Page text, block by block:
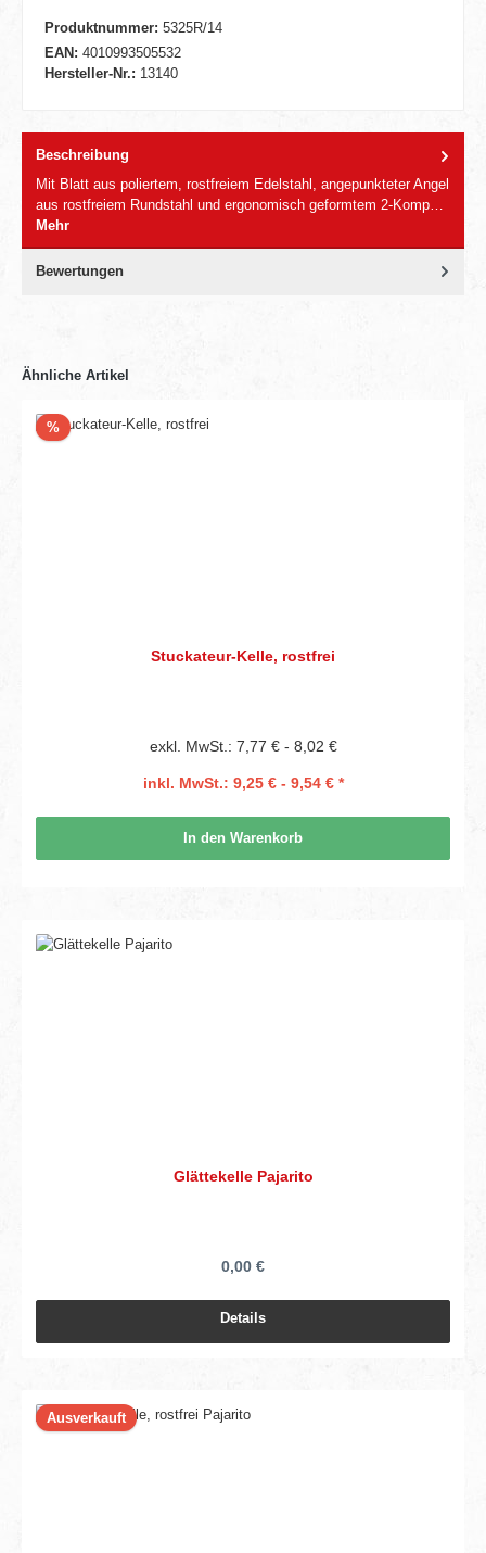
Produktnummer: 5325R/14
EAN: 4010993505532
Hersteller-Nr.: 13140
Beschreibung
Mit Blatt aus poliertem, rostfreiem Edelstahl, angepunkteter Angel
aus rostfreiem Rundstahl und ergonomisch geformtem 2-Komp…
Mehr
Bewertungen
Ähnliche Artikel
%Rabatt
Stuckateur-Kelle, rostfrei
exkl. MwSt.: 7,77 € - 8,02 €
inkl. MwSt.: 9,25 € - 9,54 € *
In den Warenkorb
Glättekelle Pajarito
0,00 €
Details
Ausverkauft